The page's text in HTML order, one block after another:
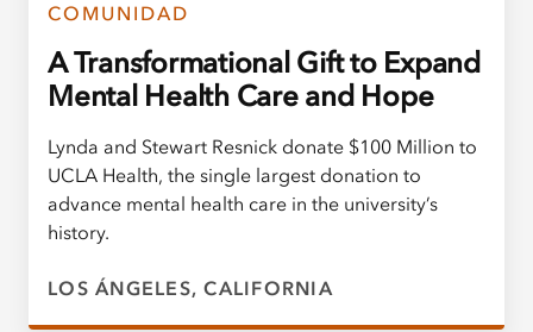
COMUNIDAD
A Transformational Gift to Expand
Mental Health Care and Hope
Lynda and Stewart Resnick donate $100 Million to
UCLA Health, the single largest donation to
advance mental health care in the university’s
history.
LOS ÁNGELES, CALIFORNIA